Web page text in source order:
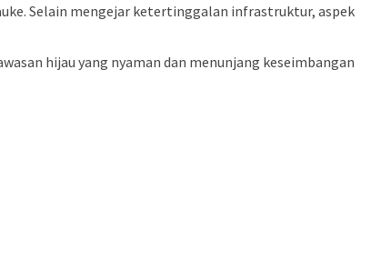
Selain mengejar ketertinggalan infrastruktur, aspek
hijau yang nyaman dan menunjang keseimbangan